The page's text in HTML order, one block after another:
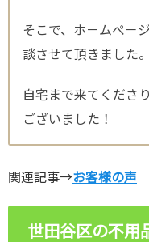
そこで、ホ－ムぺ－
談させて頂きました。
自宅まで来てくださ
ございました！
関連記事→お客様の声
世田谷区の不用